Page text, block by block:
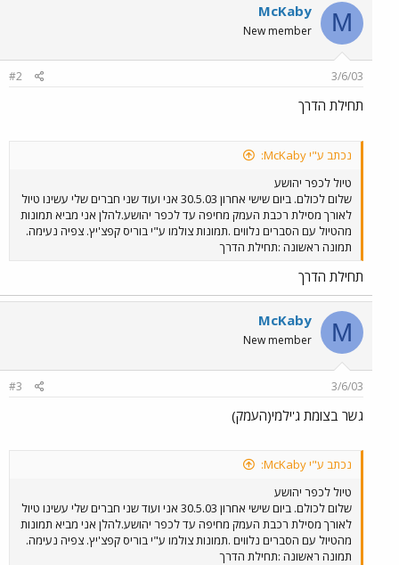
M
McKaby
New member
3/6/03
#2
תחילת הדרך
נכתב ע"י McKaby:
טיול לכפר יהושע
שלום לכולם. ביום שישי אחרון 30.5.03 אני ועוד שני חברים שלי עשינו טיול
לאורך מסילת רכבת העמק מחיפה עד לכפר יהושע.להלן אני מביא תמונות
מהטיול עם הסברים נלווים .תמונות צולמו ע"י בוריס קפצ'יץ. צפיה נעימה.
תמונה ראשונה :תחילת הדרך
תחילת הדרך
M
McKaby
New member
3/6/03
#3
גשר בצומת ג'ילמי(העמק)
נכתב ע"י McKaby:
טיול לכפר יהושע
שלום לכולם. ביום שישי אחרון 30.5.03 אני ועוד שני חברים שלי עשינו טיול
לאורך מסילת רכבת העמק מחיפה עד לכפר יהושע.להלן אני מביא תמונות
מהטיול עם הסברים נלווים .תמונות צולמו ע"י בוריס קפצ'יץ. צפיה נעימה.
תמונה ראשונה :תחילת הדרך